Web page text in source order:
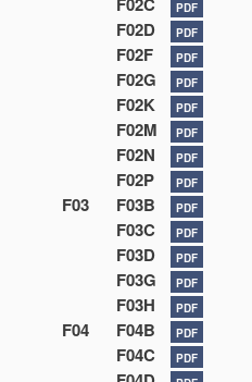
PDF
F02D PDF
F02F PDF
F02G PDF
F02K PDF
F02M PDF
F02N PDF
F02P PDF
F03 F03B PDF
F03C PDF
F03D PDF
F03G PDF
F03H PDF
F04 F04B PDF
F04C PDF